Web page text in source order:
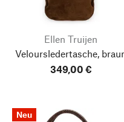
Ellen Truijen
Veloursledertasche,
349,00 €
Neu